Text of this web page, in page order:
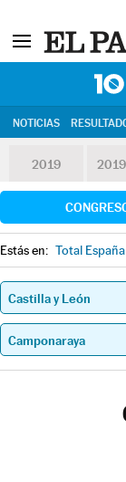
NOTICIAS
2019
Estás en: Total España